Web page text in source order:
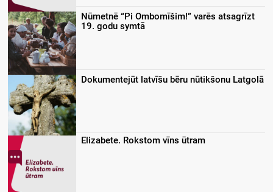
Nūmetnē “Pi Ombomīšim!” varēs atsagrīzt
19. godu symtā
Dokumentejūt latvīšu bēru nūtikšonu Latgolā
Elizabete. Rokstom vīns ūtram